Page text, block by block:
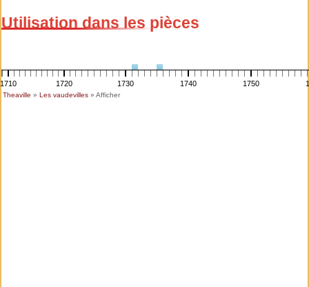
Utilisation dans les pièces
1710 1720 1730 1740 1750
Theaville » Les vaudevilles» Afficher